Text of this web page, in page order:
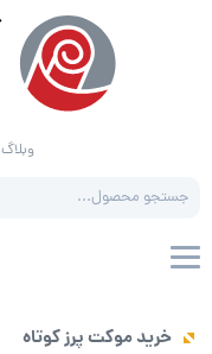
وبلاگ
search
خرید موکت پرز کوتاه